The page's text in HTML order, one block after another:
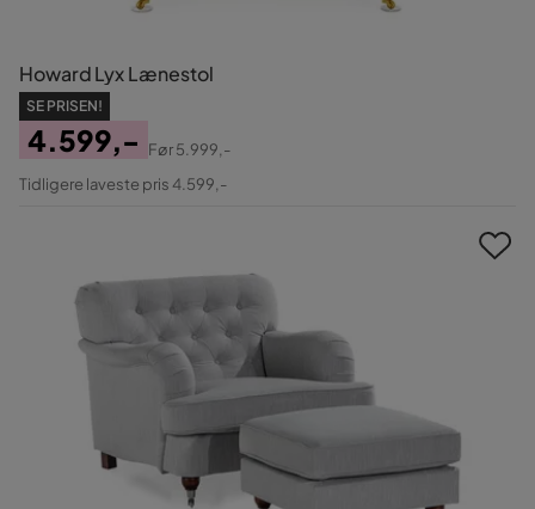
Howard Lyx Lænestol
SE PRISEN!
Pris
4.599,-
Original
Før5.999,-
Tidligere laveste pris 4.599,-